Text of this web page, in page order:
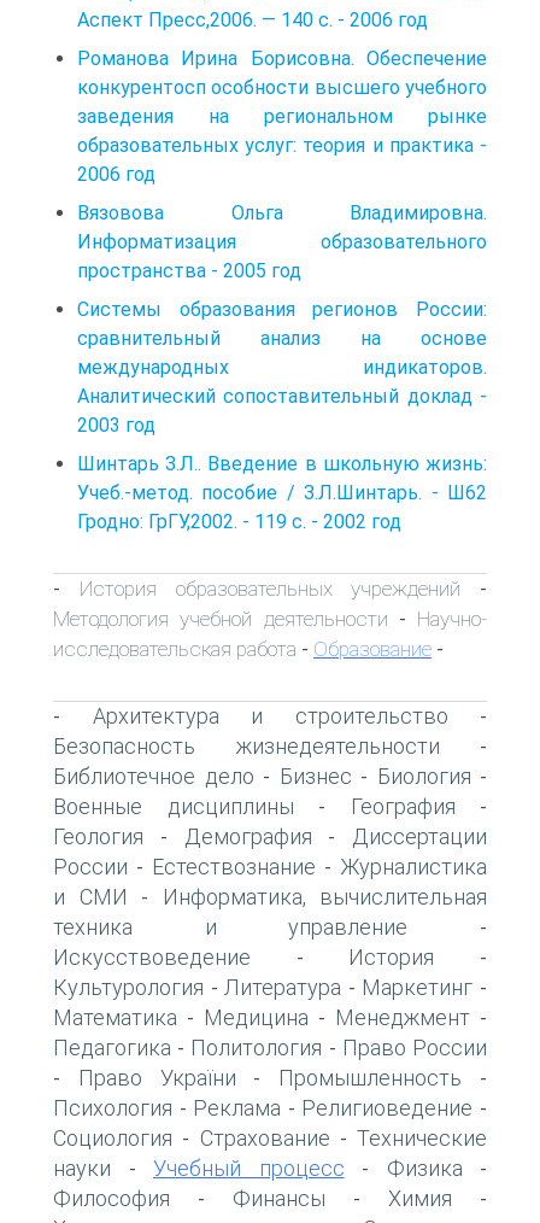
Аспект Пресс,2006. — 140 c. - 2006 год
Романова Ирина Борисовна. Обеспечение
конкурентосп особности высшего учебного
заведения на региональном рынке
образовательных услуг: теория и практика -
2006 год
Вязовова Ольга Владимировна.
Информатизация образовательного
пространства - 2005 год
Системы образования регионов России:
сравнительный анализ на основе
международных индикаторов.
Аналитический сопоставительный доклад -
2003 год
Шинтарь З.Л.. Введение в школьную жизнь:
Учеб.-метод. пособие / З.Л.Шинтарь. - Ш62
Гродно: ГрГУ,2002. - 119 с. - 2002 год
- История образовательных учреждений -
Методология учебной деятельности - Научно-
исследовательская работа - Образование -
- Архитектура и строительство -
Безопасность жизнедеятельности -
Библиотечное дело - Бизнес - Биология -
Военные дисциплины - География -
Геология - Демография -
Диссертации
России - Естествознание - Журналистика
и СМИ -
Информатика, вычислительная
техника и управление -
Искусствоведение - История -
Культурология - Литература - Маркетинг -
Математика - Медицина - Менеджмент -
Педагогика - Политология - Право России
- Право України - Промышленность -
Психология - Реклама - Религиоведение -
Социология - Страхование - Технические
науки - Учебный процесс - Физика -
Философия - Финансы - Химия -